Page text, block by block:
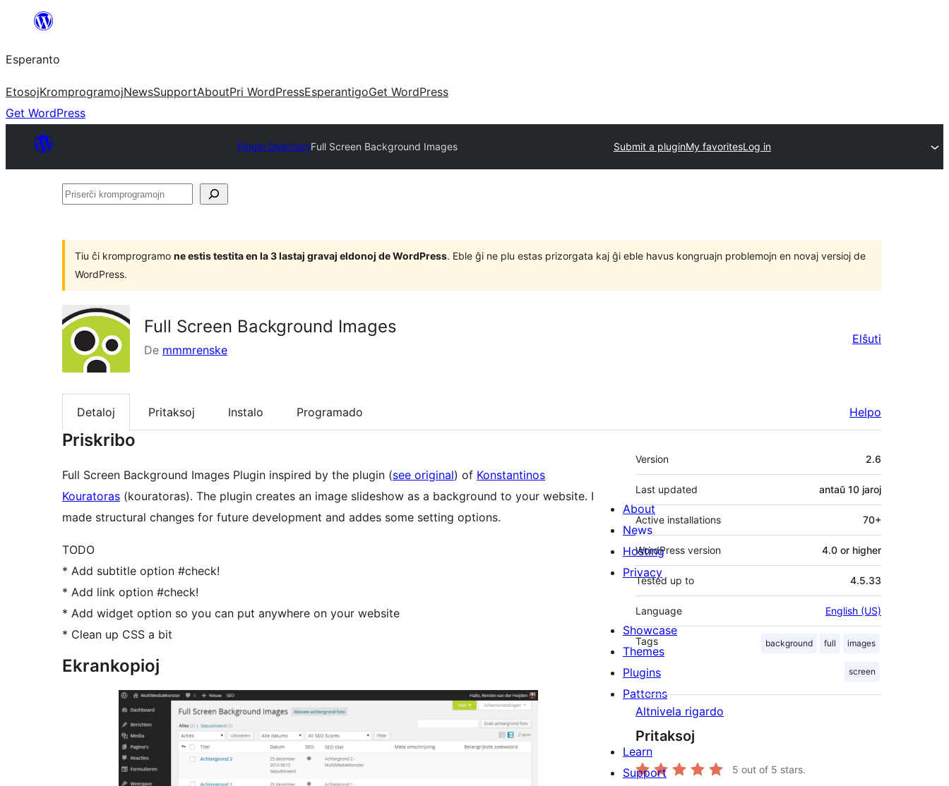
al
la
enhavo
Esperanto
EtosojKromprogramojNewsSupportAboutPri WordPressEsperantigoGet WordPress
Get WordPress
Plugin DirectoryFull Screen Background Images Submit a pluginMy favoritesLog in
Priserĉi
Tiu ĉi kromprogramo ne estis testita en la 3 lastaj gravaj eldonoj de WordPress. Eble ĝi ne plu estas prizorgata kaj ĝi eble havus kongruajn problemojn en novaj versioj de
WordPress.
Full Screen Background Images
De mmmrenske
Elŝuti
Detaloj Pritaksoj Instalo Programado Helpo
Priskribo
Full Screen Background Images Plugin inspired by the plugin (see original) of Konstantinos
Kouratoras (kouratoras). The plugin creates an image slideshow as a background to your website. I
made structural changes for future development and addes some setting options.
TODO
* Add subtitle option #check!
* Add link option #check!
* Add widget option so you can put anywhere on your website
* Clean up CSS a bit
Ekrankopioj
Metadatumoj
Version 2.6
Last updated antaŭ 10 jaroj
Active installations 70+
WordPress version 4.0 or higher
Tested up to 4.5.33
Language English (US)
Tags background full images
screen
Altnivela rigardo
Pritaksoj
5 out of 5 stars.
About
News
Hosting
Privacy
Showcase
Themes
Plugins
Patterns
Learn
Support